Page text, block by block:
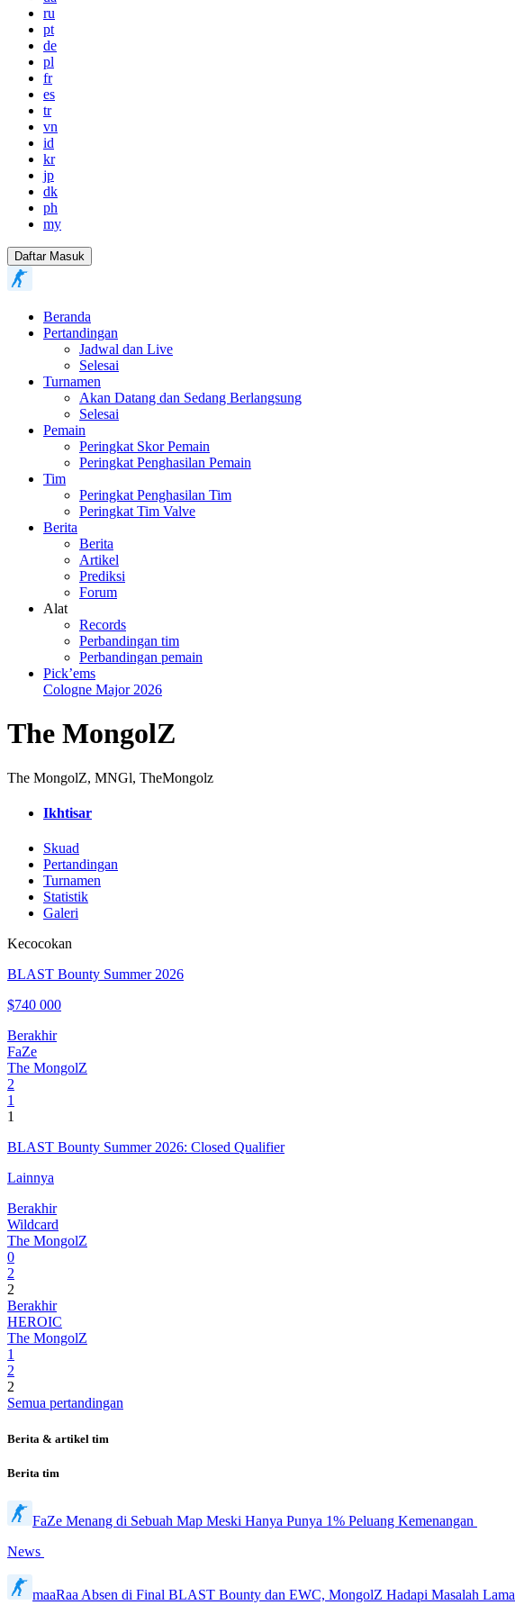
ru
pt
de
pl
fr
es
tr
vn
id
kr
jp
dk
ph
my
Daftar Masuk
Beranda
Pertandingan
Jadwal dan Live
Selesai
Turnamen
Akan Datang dan Sedang Berlangsung
Selesai
Pemain
Peringkat Skor Pemain
Peringkat Penghasilan Pemain
Tim
Peringkat Penghasilan Tim
Peringkat Tim Valve
Berita
Berita
Artikel
Prediksi
Forum
Alat
Records
Perbandingan tim
Perbandingan pemain
Pick’ems
Cologne Major 2026
The MongolZ
The MongolZ, MNGl, TheMongolz
Ikhtisar
Skuad
Pertandingan
Turnamen
Statistik
Galeri
Kecocokan
BLAST Bounty Summer 2026
$740 000
Berakhir
FaZe
The MongolZ
2
1
1
BLAST Bounty Summer 2026: Closed Qualifier
Lainnya
Berakhir
Wildcard
The MongolZ
0
2
2
Berakhir
HEROIC
The MongolZ
1
2
2
Semua pertandingan
Berita & artikel tim
Berita tim
FaZe Menang di Sebuah Map Meski Hanya Punya 1% Peluang Kemenangan
News
maaRaa Absen di Final BLAST Bounty dan EWC, MongolZ Hadapi Masalah Lama